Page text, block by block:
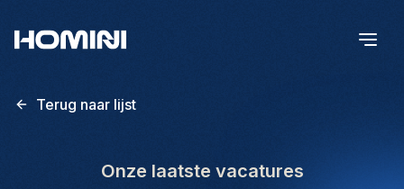
Terug naar lijst
Onze laatste vacatures